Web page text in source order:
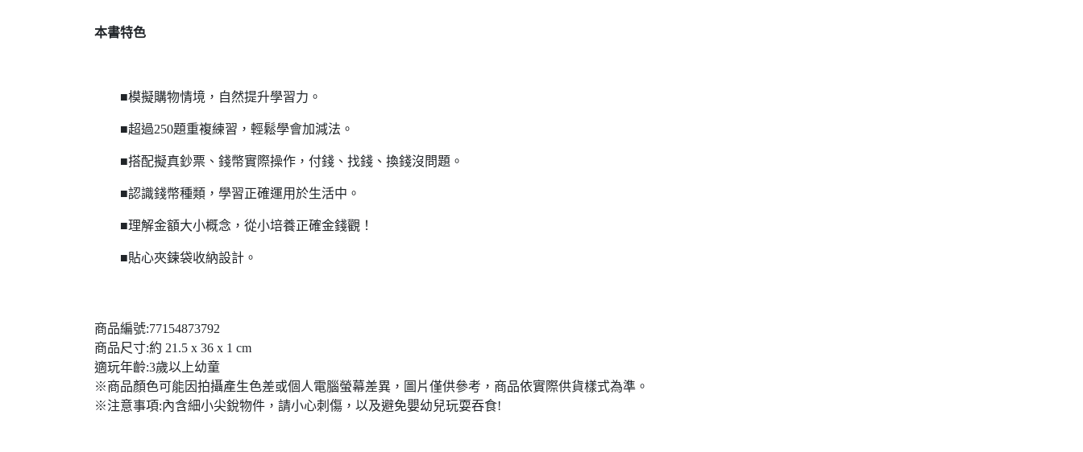
本書特色
■模擬購物情境，自然提升學習力。
■超過250題重複練習，輕鬆學會加減法。
■搭配擬真鈔票、錢幣實際操作，付錢、找錢、換錢沒問題。
■認識錢幣種類，學習正確運用於生活中。
■理解金額大小概念，從小培養正確金錢觀！
■貼心夾鍊袋收納設計。
商品編號:77154873792
商品尺寸:約 21.5 x 36 x 1 cm
適玩年齡:3歲以上幼童
※商品顏色可能因拍攝產生色差或個人電腦螢幕差異，圖片僅供參考，商品依實際供貨樣式為準。
※注意事項:內含細小尖銳物件，請小心刺傷，以及避免嬰幼兒玩耍吞食!